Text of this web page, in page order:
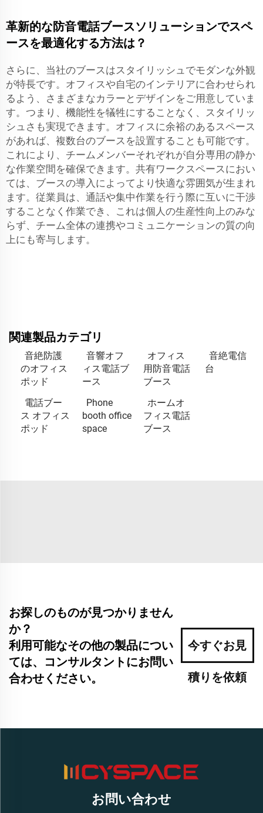
革新的な防音電話ブースソリューションでスペ
ースを最適化する方法は？
さらに、当社のブースはスタイリッシュでモダンな外観
が特長です。オフィスや自宅のインテリアに合わせられ
るよう、さまざまなカラーとデザインをご用意していま
す。つまり、機能性を犠牲にすることなく、スタイリッ
シュさも実現できます。オフィスに余裕のあるスペース
があれば、複数台のブースを設置することも可能です。
これにより、チームメンバーそれぞれが自分専用の静か
な作業空間を確保できます。共有ワークスペースにおい
ては、ブースの導入によってより快適な雰囲気が生まれ
ます。従業員は、通話や集中作業を行う際に互いに干渉
することなく作業でき、これは個人の生産性向上のみな
らず、チーム全体の連携やコミュニケーションの質の向
上にも寄与します。
関連製品カテゴリ
音絶防護
のオフィス
ポッド
音響オフ
ィス電話ブ
ース
オフィス
用防音電話
ブース
音絶電信
台
電話ブー
ス オフィス
ポッド
Phone
booth office
space
ホームオ
フィス電話
ブース
お探しのものが見つかりません
か？
利用可能なその他の製品につい
ては、コンサルタントにお問い
合わせください。
今すぐお見
積りを依頼
お問い合わせ